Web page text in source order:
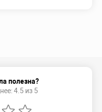
полезна?
4.5 из 5